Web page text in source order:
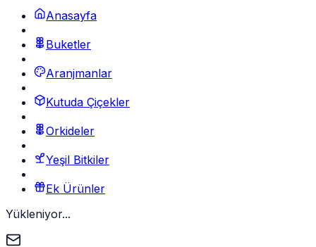
Anasayfa
Buketler
Aranjmanlar
Kutuda Çiçekler
Orkideler
Yeşil Bitkiler
Ek Ürünler
Yükleniyor...